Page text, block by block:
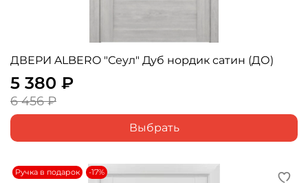
ДВЕРИ ALBERO "Сеул" Дуб нордик сатин (ДО)
5 380 ₽
6 456 ₽
Выбрать
Ручка в подарок -17%